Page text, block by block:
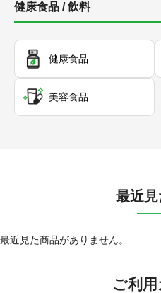
健康食品 / 飲料
健康食品
美容食品
最近
最近見た商品がありません。
ご利